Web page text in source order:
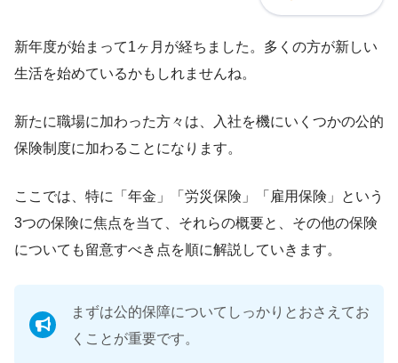
新年度が始まって1ヶ月が経ちました。多くの方が新しい
生活を始めているかもしれませんね。
新たに職場に加わった方々は、入社を機にいくつかの公的
保険制度に加わることになります。
ここでは、特に「年金」「労災保険」「雇用保険」という
3つの保険に焦点を当て、それらの概要と、その他の保険
についても留意すべき点を順に解説していきます。
まずは公的保障についてしっかりとおさえてお
くことが重要です。